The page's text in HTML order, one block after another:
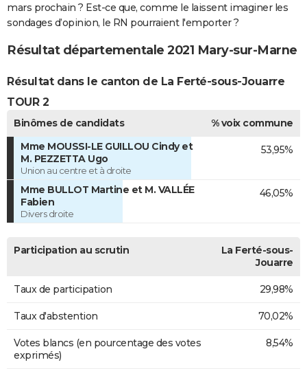
mars prochain ? Est-ce que, comme le laissent imaginer les
sondages d’opinion, le RN pourraient l'emporter ?
Résultat départementale 2021 Mary-sur-Marne
Résultat dans le canton de La Ferté-sous-Jouarre
TOUR 2
Binômes de candidats
% voix commune
Mme MOUSSI-LE GUILLOU Cindy et
M. PEZZETTA Ugo
Union au centre et à droite
53,95%
Mme BULLOT Martine et M. VALLÉE
Fabien
Divers droite
46,05%
Participation au scrutin
La Ferté-sous-
Jouarre
Taux de participation 29,98%
Taux d'abstention 70,02%
Votes blancs (en pourcentage des votes
exprimés)
8,54%